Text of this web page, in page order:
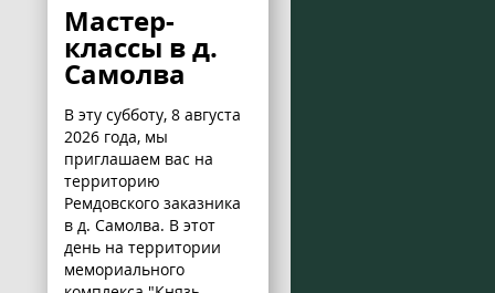
Мастер-
классы в д.
Самолва
В эту субботу, 8 августа
2026 года, мы
приглашаем вас на
территорию
Ремдовского заказника
в д. Самолва. В этот
день на территории
мемориального